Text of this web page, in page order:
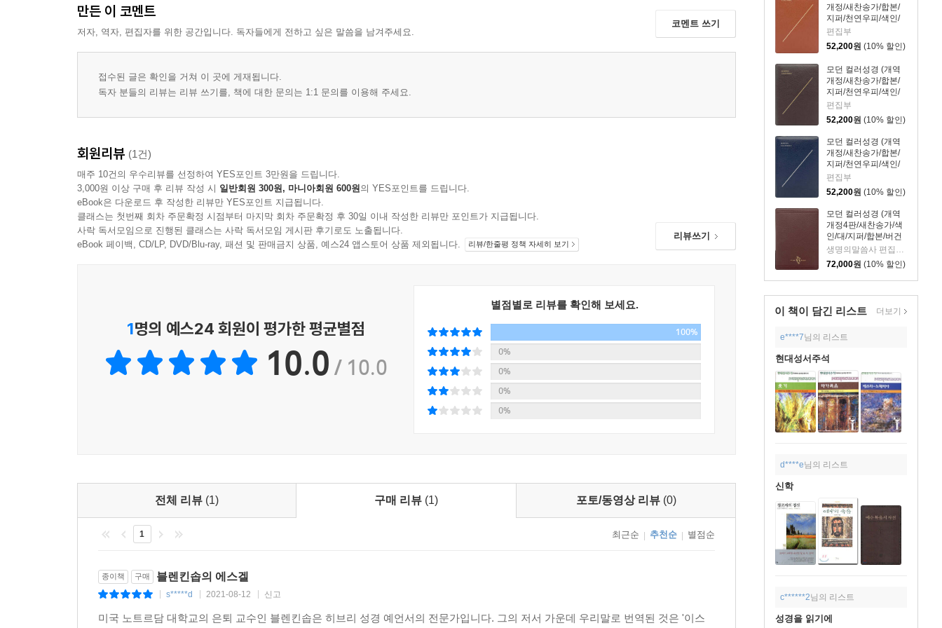
개정/새찬송가/합본/
지퍼/천연우피/색인/
소/레드브라운)
편집부
52,200원 (10% 할인)
모던 컬러성경 (개역
개정/새찬송가/합본/
지퍼/천연우피/색인/
소/다크브라운)
편집부
52,200원 (10% 할인)
모던 컬러성경 (개역
개정/새찬송가/합본/
지퍼/천연우피/색인/
소/다크네이비)
편집부
52,200원 (10% 할인)
모던 컬러성경 (개역
개정4판/새찬송가/색
인/대/지퍼/합본/버건
디)
생명의말씀사 편집부 저
72,000원 (10% 할인)
이 책이 담긴 리스트 더보기
e****7님의 리스트
현대성서주석
d****e님의 리스트
신학
c******2님의 리스트
성경을 읽기에
제4부 예루살렘의 멸망 ... 205
에스겔 33장 ... 207
에스겔 34~37장 ... 221
제6부 마곡 땅의 곡 ... 251
제7장 새 성전과 새 공동체에 관한 환상 ... 269
에스겔 40~48장 ... 271
참고문헌 ... 327
만든 이 코멘트
저자, 역자, 편집자를 위한 공간입니다. 독자들에게 전하고 싶은 말씀을 남겨주세요.
코멘트 쓰기
접수된 글은 확인을 거쳐 이 곳에 게재됩니다.
독자 분들의 리뷰는 리뷰 쓰기를, 책에 대한 문의는 1:1 문의를 이용해 주세요.
회원리뷰 (1건)
매주 10건의 우수리뷰를 선정하여 YES포인트 3만원을 드립니다.
3,000원 이상 구매 후 리뷰 작성 시 일반회원 300원, 마니아회원 600원의 YES포인트를 드립니다.
eBook은 다운로드 후 작성한 리뷰만 YES포인트 지급됩니다.
클래스는 첫번째 회차 주문확정 시점부터 마지막 회차 주문확정 후 30일 이내 작성한 리뷰만 포인트가 지급됩니다.
사락 독서모임으로 진행된 클래스는 사락 독서모임 게시판 후기로도 노출됩니다.
eBook 페이백, CD/LP, DVD/Blu-ray, 패션 및 판매금지 상품, 예스24 앱스토어 상품 제외됩니다.
리뷰/한줄평 정책 자세히 보기
리뷰쓰기
1명의 예스24 회원이 평가한 평균별점
10.0 / 10.0
별점별로 리뷰를 확인해 보세요.
100%
0%
0%
0%
0%
전체 리뷰 (1) 구매 리뷰 (1) 포토/동영상 리뷰 (0)
1 최근순 추천순 별점순
종이책 구매 블렌킨솝의 에스겔
s*****d 2021-08-12 신고
미국 노트르담 대학교의 은퇴 교수인 블렌킨솝은 히브리 성경 예언서의 전문가입니다. 그의 저서 가운데 우리말로 번역된 것은 '이스